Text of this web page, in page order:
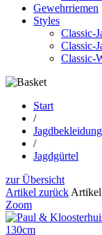
Gewehrriemen
Styles
Classic-
Classic-
Classic-
Start
/
Jagdbekleidung
/
Jagdgürtel
zur Übersicht
Artikel zurück
Zoom